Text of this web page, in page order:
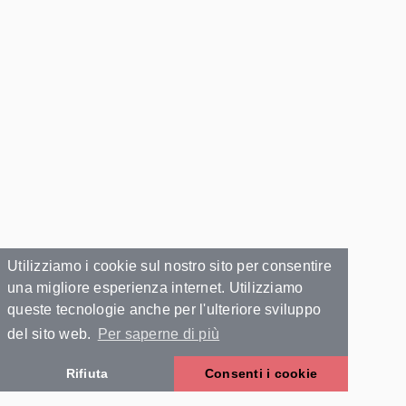
Utilizziamo i cookie sul nostro sito per consentire
una migliore esperienza internet. Utilizziamo
queste tecnologie anche per l'ulteriore sviluppo
del sito web.
Per saperne di più
Rifiuta Consenti i cookie